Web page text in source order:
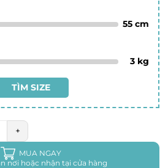
55 cm
3 kg
TÌM SIZE
+
MUA NGAY
nơi hoặc nhận tại cửa hàng